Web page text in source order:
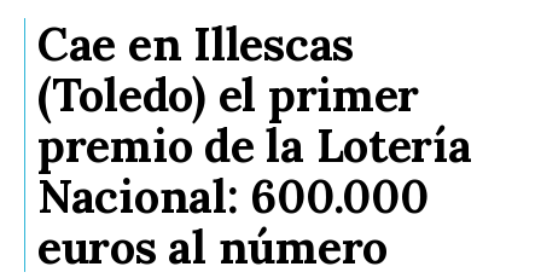
Cae en Illescas
(Toledo) el primer
premio de la Lotería
Nacional: 600.000
euros al número